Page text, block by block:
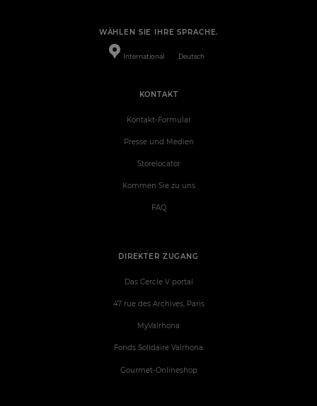
WÄHLEN SIE IHRE SPRACHE.
International Deutsch
DIREKTER ZUGANG
Das Cercle V portal
47 rue des Archives, Paris
MyValrhona
Fonds Solidaire Valrhona
Gourmet-Onlineshop
KONTAKT
Kontakt-Formular
Presse und Medien
Storelocator
Kommen Sie zu uns
FAQ